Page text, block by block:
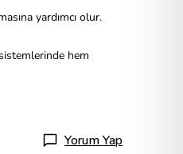
yardımcı olur.
hem
Yorum Yap